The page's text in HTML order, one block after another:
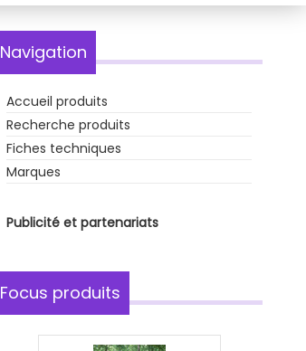
Navigation
Accueil produits
Recherche produits
Fiches techniques
Marques
Publicité et partenariats
Focus produits